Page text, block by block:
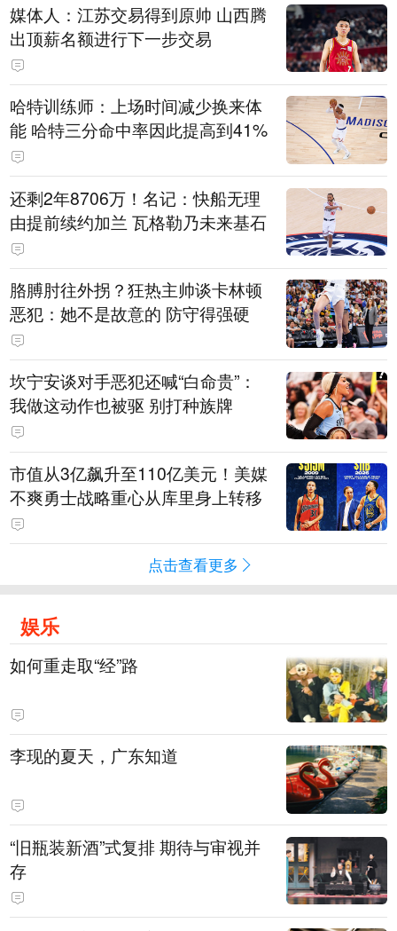
媒体人：江苏交易得到原帅 山西腾
出顶薪名额进行下一步交易
哈特训练师：上场时间减少换来体
能 哈特三分命中率因此提高到41%
还剩2年8706万！名记：快船无理
由提前续约加兰 瓦格勒乃未来基石
胳膊肘往外拐？狂热主帅谈卡林顿
恶犯：她不是故意的 防守得强硬
坎宁安谈对手恶犯还喊“白命贵”：
我做这动作也被驱 别打种族牌
市值从3亿飙升至110亿美元！美媒
不爽勇士战略重心从库里身上转移
点击查看更多
娱乐
如何重走取“经”路
李现的夏天，广东知道
“旧瓶装新酒”式复排 期待与审视并
存